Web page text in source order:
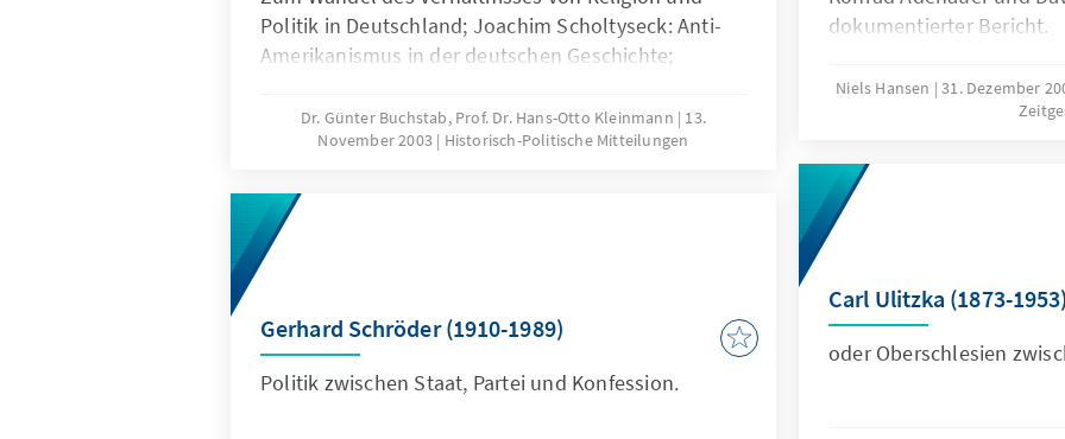
Politik in Deutschland; Joachim Scholtyseck: Anti-
Amerikanismus in der deutschen Geschichte;
zwischen Sammlung und Abgrenzung: Adam
Stegerwald und die große Koalition in den
Rüther: Freiburger Nationalökonomen auf dem Weg
in den Widerstand. Neue Erkenntnisse über die Rolle
des „Professorenausschusses“ von 1939; Erik
Nationalsozialismus. Eine Skizze; u.a.
Dr. Günter Buchstab, Prof. Dr. Hans-Otto Kleinmann
13.
November 2003
Historisch-Politische Mitteilungen
dokumentierter Bericht.
Niels Hansen 31. Dezember
Carl Ulitzka (1873-1953)
oder Oberschlesien
Gerhard Schröder (1910-1989)
Politik zwischen Staat, Partei und Konfession.